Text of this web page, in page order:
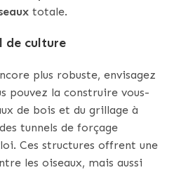
totale.
de culture
plus robuste, envisagez
pouvez la construire vous-
de bois et du grillage à
tunnels de forçage
Ces structures offrent une
les oiseaux, mais aussi